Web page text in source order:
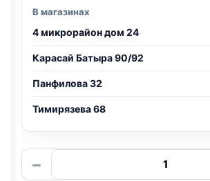
В магазинах
4 микрорайон дом 24
Карасай Батыра 90/92
Панфилова 32
Тимирязева 68
−
Количество
товара